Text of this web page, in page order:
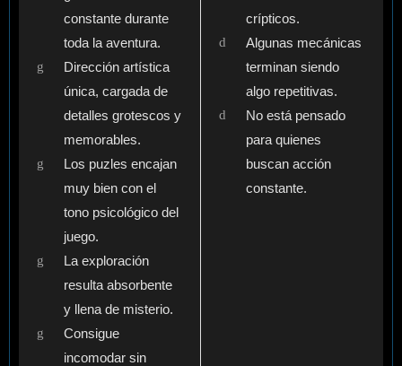
constante durante
toda la aventura.
Dirección artística
única, cargada de
detalles grotescos y
memorables.
Los puzles encajan
muy bien con el
tono psicológico del
juego.
La exploración
resulta absorbente
y llena de misterio.
Consigue
incomodar sin
crípticos.
Algunas mecánicas
terminan siendo
algo repetitivas.
No está pensado
para quienes
buscan acción
constante.